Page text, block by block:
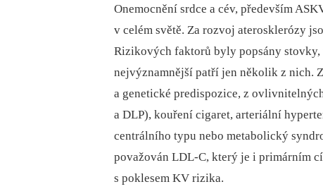
Onemocnění srdce a cév, především
v celém světě. Za rozvoj aterosklerózy
Rizikových faktorů byly popsány stovky,
nejvýznamnější patří jen několik z nich.
a genetické predispozice, z
a DLP), kouření cigaret, arteriální
centrálního typu nebo metabolický
považován LDL-C, který je i primárním
s poklesem KV rizika.